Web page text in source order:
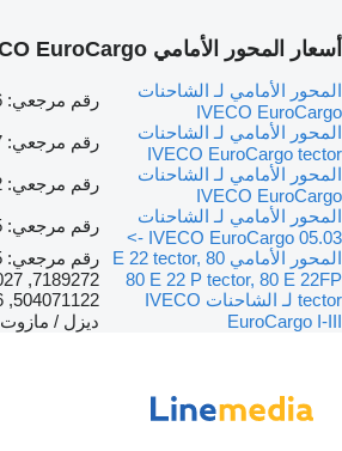
أسعار المحور الأمامي IVECO EuroCargo
المحور الأمامي لـ الشاحنات
IVECO EuroCargo
رقم مرجعي: 7172836
المحور الأمامي لـ الشاحنات
IVECO EuroCargo tector
رقم مرجعي: 7184217
المحور الأمامي لـ الشاحنات
IVECO EuroCargo
رقم مرجعي: 7178502
المحور الأمامي لـ الشاحنات
IVECO EuroCargo 05.03 ->
رقم مرجعي: 7179635
المحور الأمامي 80 E 22 tector,
80 E 22 P tector, 80 E 22FP
tector لـ الشاحنات IVECO
EuroCargo I-III
ديزل / مازوت